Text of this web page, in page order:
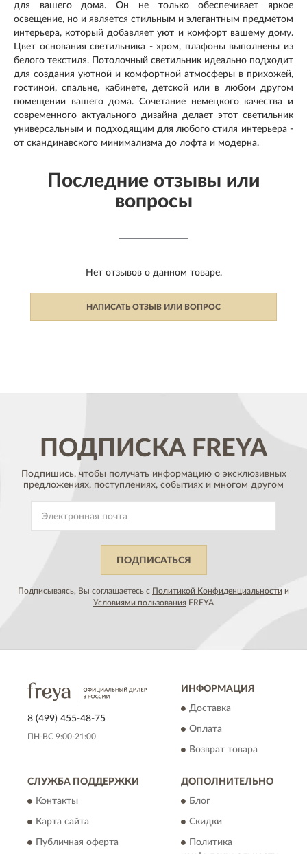
для вашего дома. Он не только обеспечивает яркое
освещение, но и является стильным и элегантным предметом
интерьера, который добавляет уют и комфорт вашему дому.
Цвет основания светильника - хром, плафоны выполнены из
белого текстиля. Потолочный светильник идеально подходит
для создания уютной и комфортной атмосферы в прихожей,
гостиной, спальне, кабинете, детской или в любом другом
помещении вашего дома. Сочетание немецкого качества и
современного актуального дизайна делает этот светильник
универсальным и подходящим для любого стиля интерьера -
от скандинавского минимализма до лофта и модерна.
Последние отзывы или
вопросы
Нет отзывов о данном товаре.
НАПИСАТЬ ОТЗЫВ ИЛИ ВОПРОС
ПОДПИСКАFREYA
Подпишись, чтобы получать информацию о эксклюзивных
предложениях, поступлениях, событиях и многом другом
ПОДПИСАТЬСЯ
Подписываясь, Вы соглашаетесь с Политикой Конфиденциальности и
Условиями пользования FREYA
8 (499) 455-48-75
ПН-ВС 9:00-21:00
ИНФОРМАЦИЯ
Доставка
Оплата
Возврат товара
СЛУЖБА ПОДДЕРЖКИ
Контакты
Карта сайта
Публичная оферта
ДОПОЛНИТЕЛЬНО
Блог
Скидки
Политика